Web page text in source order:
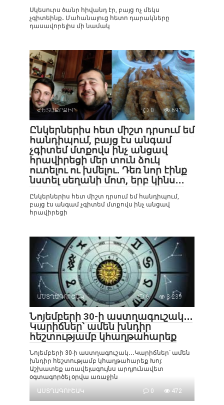
Սկեսուրս ծանր հիվանդ էր, բայց ոչ մեկս
չգիտեինք․ Մահանալուց հետո դարակները
դասավորելիս մի նամակ
ՀԵՏԱՔՐՔԻՐ 0 691
Ընկերներիս հետ միշտ դրսում եմ
հանդիպում, բայց էս անգամ
չգիտեմ մտքովս ինչ անցավ
հրավիրեցի մեր տուն ձուկ
ուտելու ու խմելու․ Դեռ նոր էինք
նստել սեղանի մոտ, երբ կինս․․․
Ընկերներիս հետ միշտ դրսում եմ հանդիպում,
բայց էս անգամ չգիտեմ մտքովս ինչ անցավ
հրավիրեցի
ԱՍՏՂԱԳՈՒՇԱԿ 0 3 239
Նոյեմբերի 30-ի աստղագուշակ․․․
Կարիճներ՝ ամեն խնդիր
հեշտությամբ կհաղթահարեք
Նոյեմբերի 30-ի աստղագուշակ․․․Կարիճներ՝ ամեն
խնդիր հեշտությամբ կհաղթահարեք Խոյ:
Աշխատեք առավելագույնս արդյունավետ
օգտագործել օրվա առաջին
ԱՍՏՂԱԳՈՒՇԱԿ
0 472